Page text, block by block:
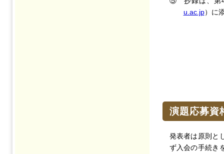
u.ac.jp）に
演題応募資
発表者は原則と
ず入会の手続き